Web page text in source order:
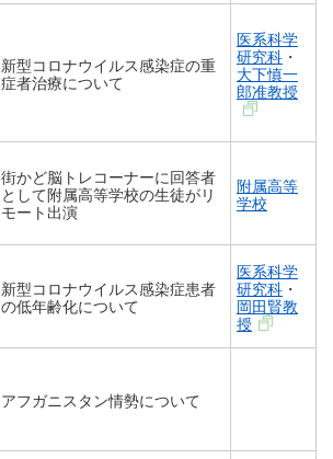
新型コロナウイルス感染症の重
症者治療について
医系科学
研究科 ・
大下慎一
郎准教授
街かど脳トレコーナーに回答者
として附属高等学校の生徒がリ
モート出演
附属高等
学校
新型コロナウイルス感染症患者
の低年齢化について
医系科学
研究科 ・
岡田賢教
授
アフガニスタン情勢について